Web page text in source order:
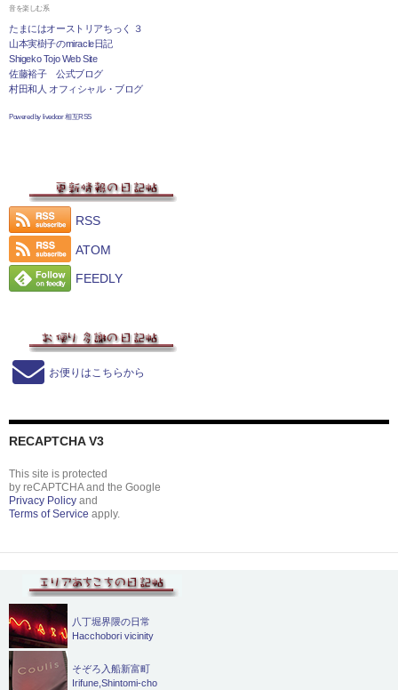
音を楽しむ系
たまにはオーストリアちっく ３
山本実樹子のmiracle日記
Shigeko Tojo Web Site
佐藤裕子 公式ブログ
村田和人 オフィシャル・ブログ
Powered by livedoor 相互RSS
RSS
ATOM
FEEDLY
お便りはこちらから
RECAPTCHA V3
This site is protected
by reCAPTCHA and the Google
Privacy Policy and
Terms of Service apply.
八丁堀界隈の日常
Hacchobori vicinity
そぞろ入船新富町
Irifune,Shintomi-cho